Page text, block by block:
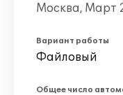
Москва, Март
Вариант работы
Файловый
Общее число